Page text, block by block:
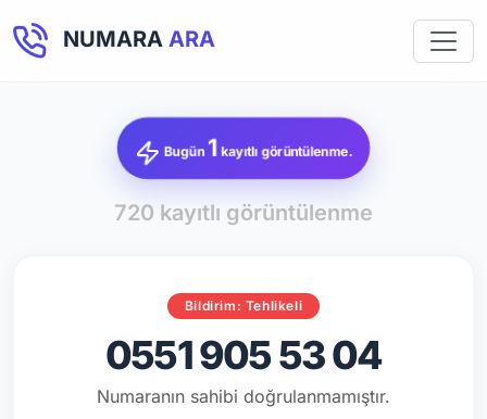
NUMARA ARA
Bugün 1 kayıtlı görüntülenme.
720 kayıtlı görüntülenme
Bildirim: Tehlikeli
0551 905 53 04
Numaranın sahibi doğrulanmamıştır.